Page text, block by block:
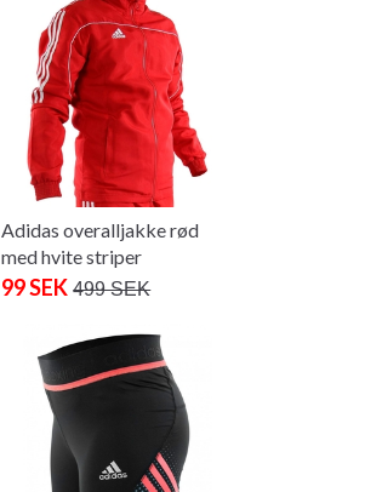
Adidas overalljakke rød
med hvite striper
99 SEK 499 SEK